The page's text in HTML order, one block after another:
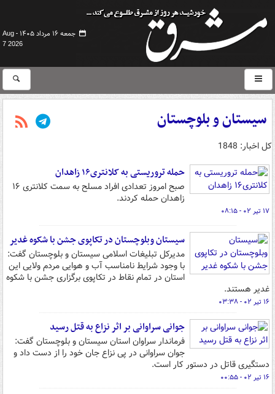
جمعه ۱۶ مرداد ۱۴۰۵ -
Aug
7 2026
سیستان و بلوچستان
کل اخبار: 1848
حمله تروریستی به کلانتری۱۶ زاهدان
صبح امروز تعدادی افراد مسلح به سمت کلانتری ۱۶
زاهدان حمله کردند.
۱۷ تیر ۰۲ - ۰۸:۱۵
سیستان وبلوچستان در تکاپوی جشن با شکوه غدیر
مدیرکل تبلیغات اسلامی سیستان و بلوچستان گفت:
با وجود شرایط نامناسب آب و هوایی مردم ولایی این
استان در تمام نقاط در تکاپوی برگزاری جشن با شکوه
غدیر هستند.
۱۶ تیر ۰۲ - ۰۳:۳۸
جوانی سراوانی بر اثر نزاع به قتل رسید
فرماندار سراوان استان سیستان و بلوچستان گفت:
جوان سراوانی در پی نزاع جان خود را از دست داد و
دستگیری قاتل در دستور کار است.
۱۶ تیر ۰۲ - ۰۰:۵۵